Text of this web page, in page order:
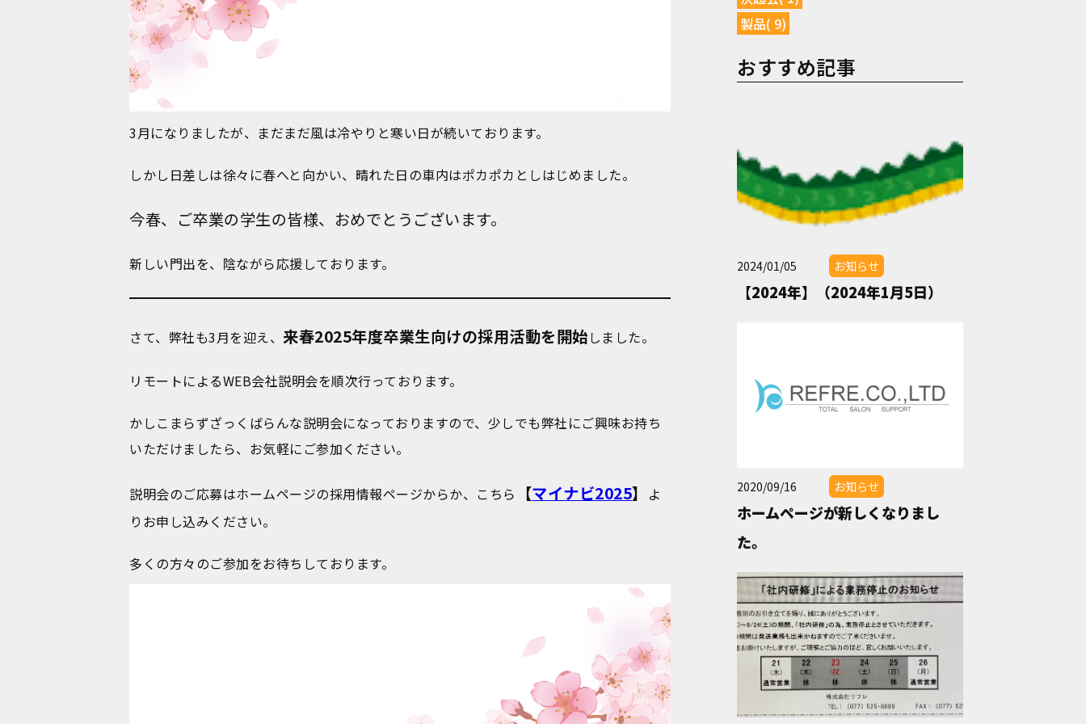
3月になりましたが、まだまだ風は冷やりと寒い日が続いております。
しかし日差しは徐々に春へと向かい、晴れた日の車内はポカポカとしはじめました。
今春、ご卒業の学生の皆様、おめでとうございます。
新しい門出を、陰ながら応援しております。
さて、弊社も3月を迎え、 来春2025年度卒業生向けの採用活動を開始しました。
リモートによるWEB会社説明会を順次行っております。
かしこまらずざっくばらんな説明会になっておりますので、少しでも弊社にご興味お持ち
いただけましたら、お気軽にご参加ください。
説明会のご応募はホームページの採用情報ページからか、こちら 【マイナビ2025】
よ
りお申し込みください。
多くの方々のご参加をお待ちしております。
製品( 9)
おすすめ記事
2024/01/05 お知らせ
【2024年】（2024年1月5日）
2020/09/16 お知らせ
ホームページが新しくなりまし
た。